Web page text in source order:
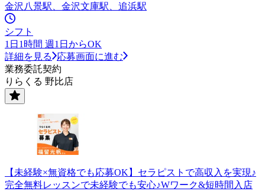
金沢八景駅、金沢文庫駅、追浜駅
シフト
1日1時間 週1日からOK
詳細を見る
応募画面に進む
業務委託契約
りらくる 野比店
【未経験×無資格でも応募OK】セラピストで高収入を実現♪
完全無料レッスンで未経験でも安心♪Wワーク&短時間入店